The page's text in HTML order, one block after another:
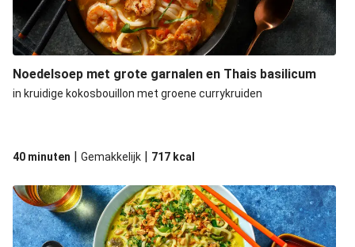
Noedelsoep met grote garnalen en Thais basilicum
in kruidige kokosbouillon met groene currykruiden
40 minuten | Gemakkelijk | 717 kcal